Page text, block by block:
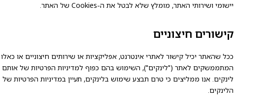
יישומי ושירותי האתר, מומלץ שלא לבטל את ה-Cookies של האתר.
קישורים חיצוניים
ככל שהאתר יכיל קישור לאתרי אינטרנט, אפליקציות או שירותים חיצוניים או כאלו
המתממשקים לאתר ("לינקים"), השימוש בהם כפוף למדיניות הפרטיות של אותם
לינקים. אנו ממליצים כי טרם תבצע שימוש בלינקים, תעיין במדיניות הפרטיות של
הלינקים.